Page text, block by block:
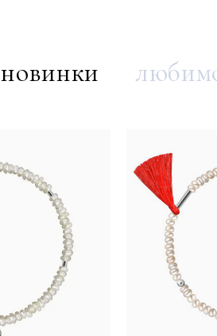
новинки